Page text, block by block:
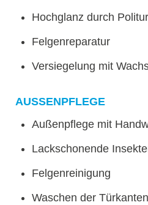
Hochglanz durch
Felgenreparatur
Versiegelung mit
AUSSENPFLEGE
Außenpflege mit
Lackschonende
Felgenreinigung
Waschen der Türkanten